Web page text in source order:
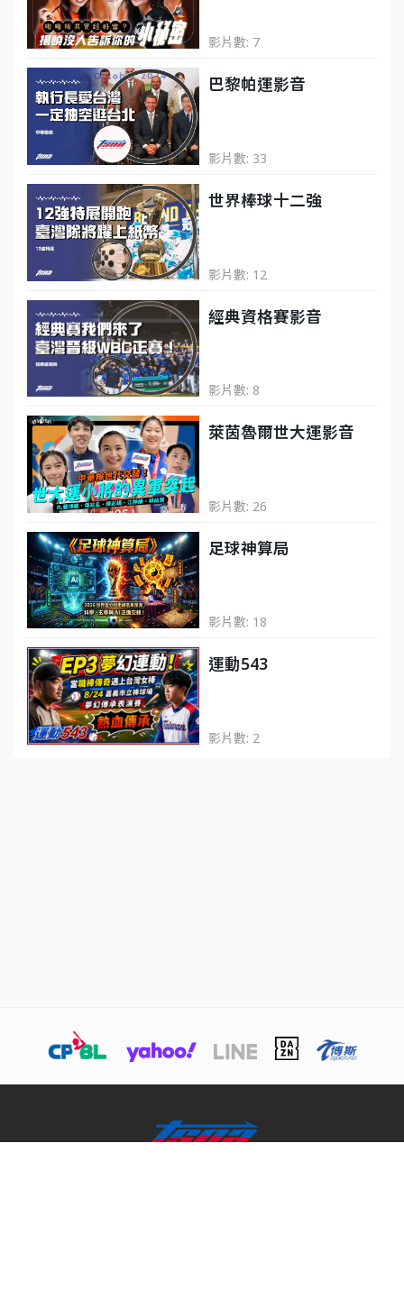
影片數: 7
巴黎帕運影音
影片數: 33
世界棒球十二強
影片數: 12
經典資格賽影音
影片數: 8
萊茵魯爾世大運影音
影片數: 26
足球神算局
影片數: 18
運動543
影片數: 2